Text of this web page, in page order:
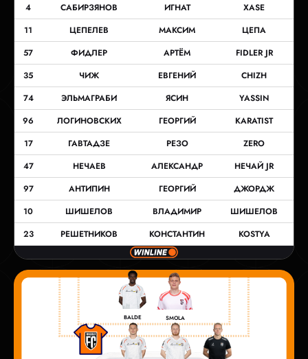
4 САБИРЗЯНОВ ИГНАТ
XASE
11
ЦЕПЕЛЕВ МАКСИМ
ЦЕПА
57
ФИДЛЕР АРТЁМ
FIDLER JR
35
ЧИЖ ЕВГЕНИЙ
CHIZH
74
ЭЛЬМАГРАБИ ЯСИН
YASSIN
96
ЛОГИНОВСКИХ ГЕОРГИЙ
KARATIST
17
ГАВТАДЗЕ РЕЗО
ZERO
47
НЕЧАЕВ АЛЕКСАНДР
НЕЧАЙ JR
97
АНТИПИН ГЕОРГИЙ
ДЖОРДЖ
10
ШИШЕЛОВ ВЛАДИМИР
ШИШЕЛОВ
23
РЕШЕТНИКОВ КОНСТАНТИН KOSTYA
BALDE SMOLA